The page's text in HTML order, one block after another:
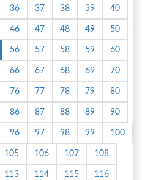
36 37 38 39 40
46 47 48 49 50
56 57 58 59 60
66 67 68 69 70
76 77 78 79 80
86 87 88 89 90
96 97 98 99 100
105 106 107 108
113 114 115 116